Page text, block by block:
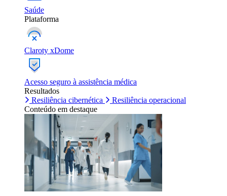
Saúde
Plataforma
Claroty xDome
Acesso seguro à assistência médica
Resultados
Resiliência cibernética
Resiliência operacional
Conteúdo em destaque